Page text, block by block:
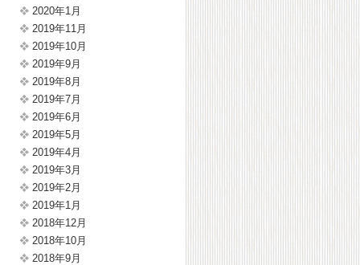
2020年1月
2019年11月
2019年10月
2019年9月
2019年8月
2019年7月
2019年6月
2019年5月
2019年4月
2019年3月
2019年2月
2019年1月
2018年12月
2018年10月
2018年9月